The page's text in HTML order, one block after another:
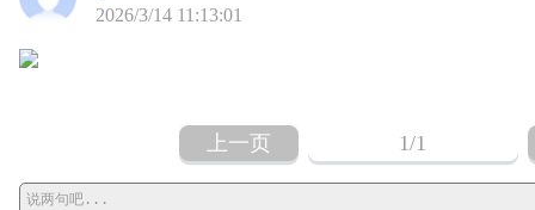
2026/3/14 11:13:01
上一页 1/1